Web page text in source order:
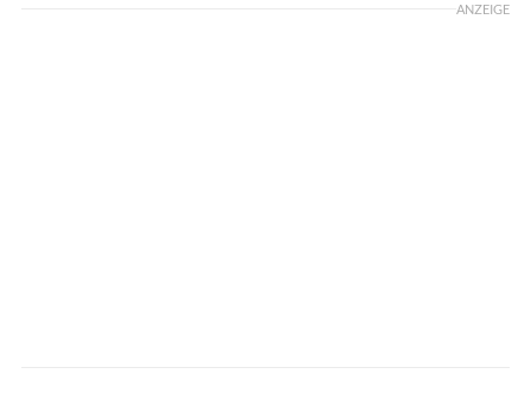
ANZEIGE